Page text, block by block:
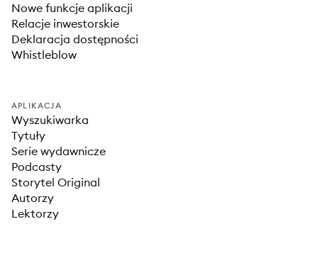
Nowe funkcje aplikacji
Relacje inwestorskie
Deklaracja dostępności
Whistleblow
APLIKACJA
Wyszukiwarka
Tytuły
Serie wydawnicze
Podcasty
Storytel Original
Autorzy
Lektorzy